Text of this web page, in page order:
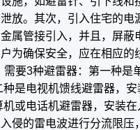
放。其次，引入住宅的
属管接引入，并且，屏
为确保安全，应在相应
要3种避雷器：第一种是
种是电视机馈线避雷器，
或电话机避雷器，安装
侵的雷电波进行分流限